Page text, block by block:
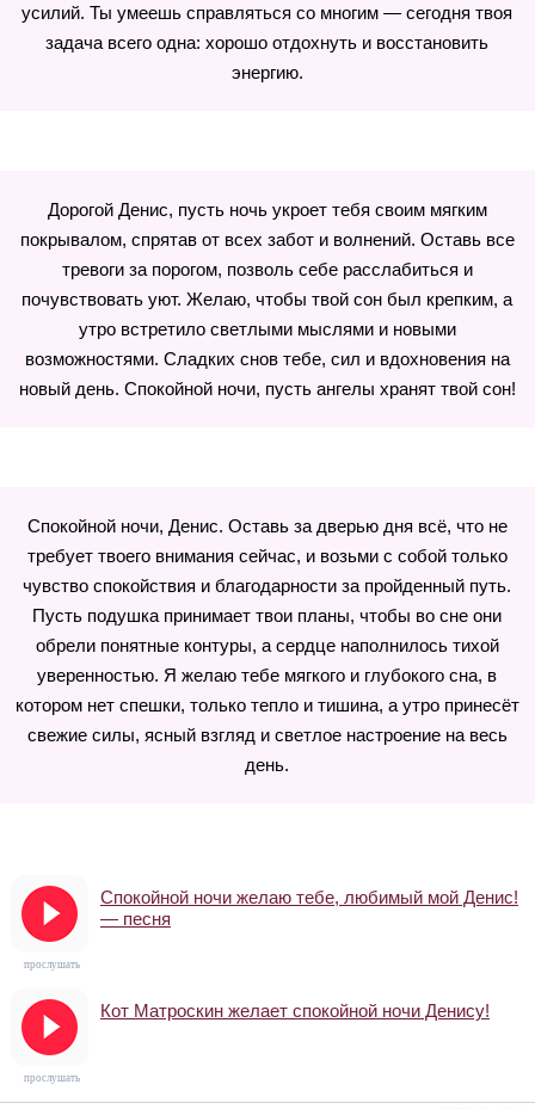
усилий. Ты умеешь справляться со многим — сегодня твоя
задача всего одна: хорошо отдохнуть и восстановить
энергию.
Дорогой Денис, пусть ночь укроет тебя своим мягким
покрывалом, спрятав от всех забот и волнений. Оставь все
тревоги за порогом, позволь себе расслабиться и
почувствовать уют. Желаю, чтобы твой сон был крепким, а
утро встретило светлыми мыслями и новыми
возможностями. Сладких снов тебе, сил и вдохновения на
новый день. Спокойной ночи, пусть ангелы хранят твой сон!
Спокойной ночи, Денис. Оставь за дверью дня всё, что не
требует твоего внимания сейчас, и возьми с собой только
чувство спокойствия и благодарности за пройденный путь.
Пусть подушка принимает твои планы, чтобы во сне они
обрели понятные контуры, а сердце наполнилось тихой
уверенностью. Я желаю тебе мягкого и глубокого сна, в
котором нет спешки, только тепло и тишина, а утро принесёт
свежие силы, ясный взгляд и светлое настроение на весь
день.
Спокойной ночи желаю тебе, любимый мой Денис!
— песня
прослушать
Кот Матроскин желает спокойной ночи Денису!
прослушать